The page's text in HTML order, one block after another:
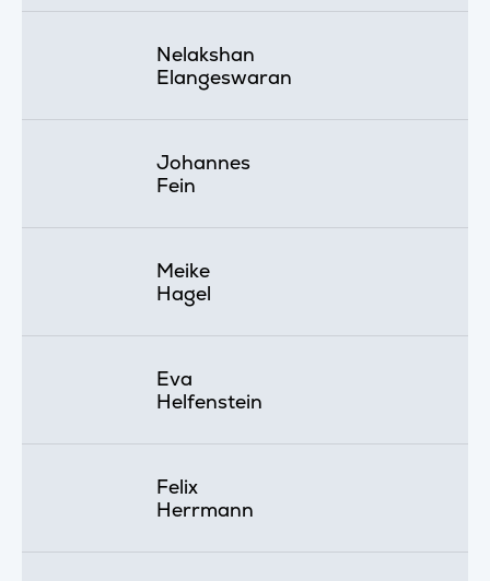
Nelakshan
Elangeswaran
Johannes
Fein
Meike
Hagel
Eva
Helfenstein
Felix
Herrmann